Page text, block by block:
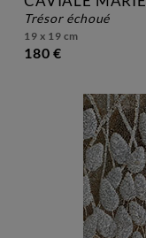
trésor échoué
19 x 19 cm
180 €